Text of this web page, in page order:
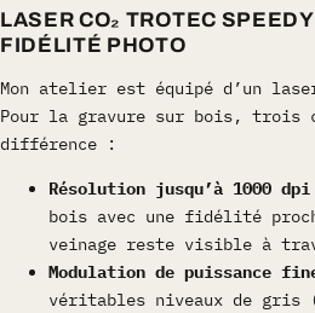
LASER CO₂ TROTEC
FIDÉLITÉ PHOTO
Mon atelier est équipé d’un laser
Pour la gravure sur bois, trois
différence :
Résolution jusqu’à 1000 dpi
bois avec une fidélité
veinage reste visible à
Modulation de puissance
véritables niveaux de gris